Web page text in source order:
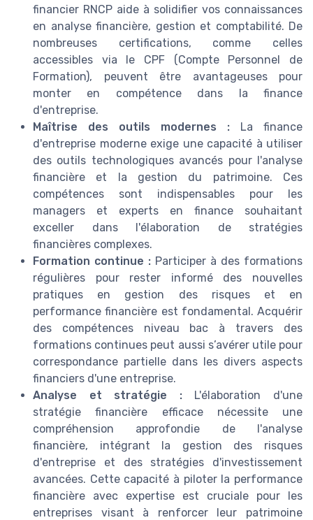
financier RNCP aide à solidifier vos connaissances
en analyse financière, gestion et comptabilité. De
nombreuses certifications, comme celles
accessibles via le CPF (Compte Personnel de
Formation), peuvent être avantageuses pour
monter en compétence dans la finance
d'entreprise.
Maîtrise des outils modernes : La finance
d'entreprise moderne exige une capacité à utiliser
des outils technologiques avancés pour l'analyse
financière et la gestion du patrimoine. Ces
compétences sont indispensables pour les
managers et experts en finance souhaitant
exceller dans l'élaboration de stratégies
financières complexes.
Formation continue : Participer à des formations
régulières pour rester informé des nouvelles
pratiques en gestion des risques et en
performance financière est fondamental. Acquérir
des compétences niveau bac à travers des
formations continues peut aussi s’avérer utile pour
correspondance partielle dans les divers aspects
financiers d'une entreprise.
Analyse et stratégie :L'élaboration d'une
stratégie financière efficace nécessite une
compréhension approfondie de l'analyse
financière, intégrant la gestion des risques
d'entreprise et des stratégies d'investissement
avancées. Cette capacité à piloter la performance
financière avec expertise est cruciale pour les
entreprises visant à renforcer leur patrimoine